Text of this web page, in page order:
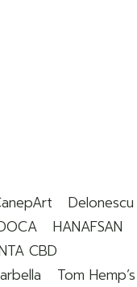
DeIonescu
HANAFSAN
CBD
Tom Hemp’s